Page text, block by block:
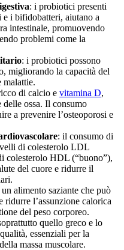
: i probiotici presenti
i bifidobatteri, aiutano a
intestinale, promuovendo
problemi come la
: i probiotici possono
migliorando la capacità del
malattie.
di calcio e vitamina D,
delle ossa. Il consumo
a prevenire l’osteoporosi e
: il consumo di
di colesterolo LDL
colesterolo HDL (“buono”),
del cuore e ridurre il
alimento saziante che può
ridurre l’assunzione calorica
del peso corporeo.
quello greco e lo
essenziali per la
massa muscolare.